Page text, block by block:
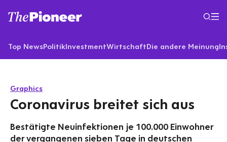
Top NewsPolitikInvestmentWirtschaftDie andere Meinung
Graphics
Coronavirus breitet sich aus
Bestätigte Neuinfektionen je 100.000 Einwohner
der vergangenen sieben Tage in deutschen